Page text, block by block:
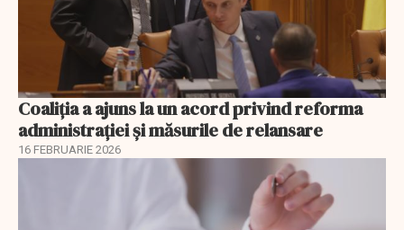
Coaliția a ajuns la un acord privind reforma
administrației și măsurile de relansare
16 FEBRUARIE 2026